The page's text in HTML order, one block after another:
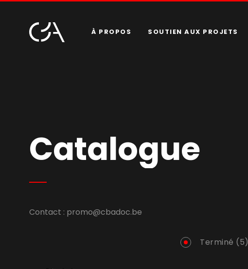
À PROPOS SOUTIEN AUX PROJETS
Catalogue
Contact : promo@cbadoc.be
Terminé (5)